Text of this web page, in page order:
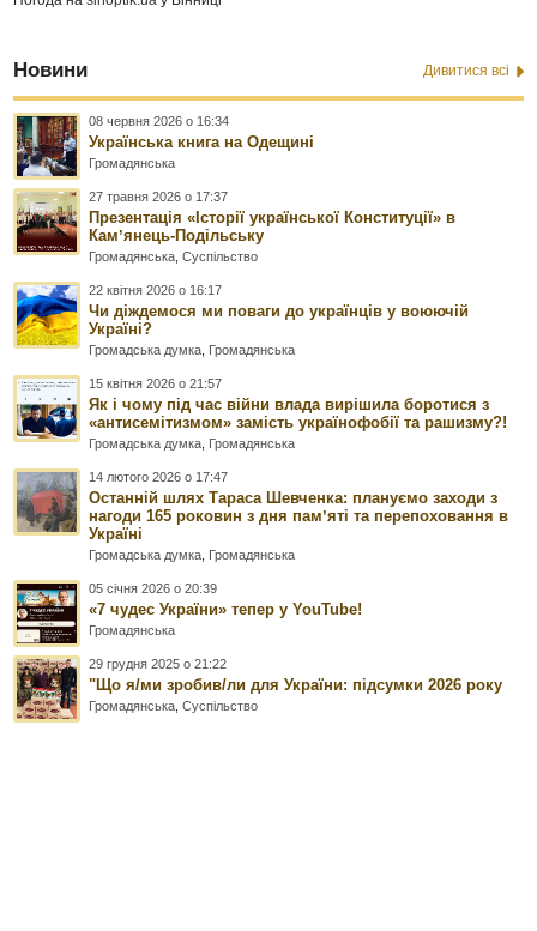
Новини Дивитися всі
08 червня 2026 о 16:34
Українська книга на Одещині
Громадянська
27 травня 2026 о 17:37
Презентація «Історії української Конституції» в
Камʼянець-Подільську
Громадянська ,Суспільство
22 квітня 2026 о 16:17
Чи діждемося ми поваги до українців у воюючій
Україні?
Громадська думка Громадянська
15 квітня 2026 о 21:57
Як і чому під час війни влада вирішила боротися з
«антисемітизмом» замість українофобії та рашизму?!
Громадська думка Громадянська
14 лютого 2026 о 17:47
Останній шлях Тараса Шевченка: плануємо заходи з
нагоди 165 роковин з дня памʼяті та перепоховання в
Україні
Громадська думка Громадянська
05 січня 2026 о 20:39
«7 чудес України» тепер у YouTube!
Громадянська
29 грудня 2025 о 21:22
"Що я/ми зробив/ли для України: підсумки 2026 року
Громадянська ,Суспільство